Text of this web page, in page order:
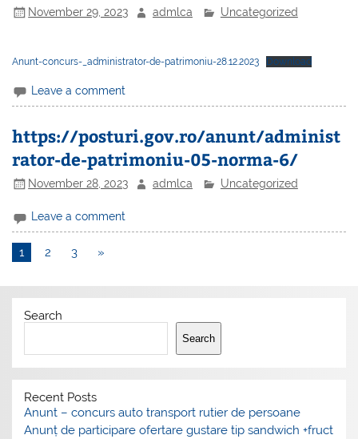
November 29, 2023 admlca Uncategorized
Anunt-concurs-_administrator-de-patrimoniu-28.12.2023 Download
Leave a comment
https://posturi.gov.ro/anunt/administ
rator-de-patrimoniu-05-norma-6/
November 28, 2023 admlca Uncategorized
Leave a comment
1 2 3 »
Search
Search
Recent Posts
Anunt – concurs auto transport rutier de persoane
Anunț de participare ofertare gustare tip sandwich +fruct